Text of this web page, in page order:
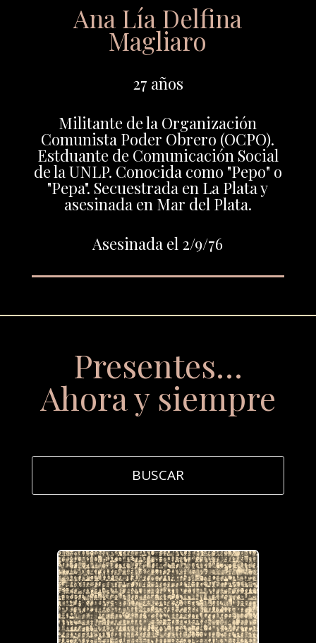
Ana Lía Delfina
Magliaro
27 años
Militante de la Organización
Comunista Poder Obrero (OCPO).
Estduante de Comunicación Social
de la UNLP. Conocida como "Pepo" o
"Pepa". Secuestrada en La Plata y
asesinada en Mar del Plata.
Asesinada el 2/9/76
Presentes…
Ahora y siempre